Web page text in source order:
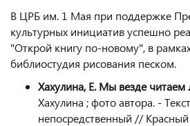
В ЦРБ им. 1 Мая при поддержке
культурных инициатив успешно
"Открой книгу по-новому", в
библиостудия рисования песком.
Хахулина, Е. Мы везде читаем
Хахулина ; фото автора. -
непосредственный //